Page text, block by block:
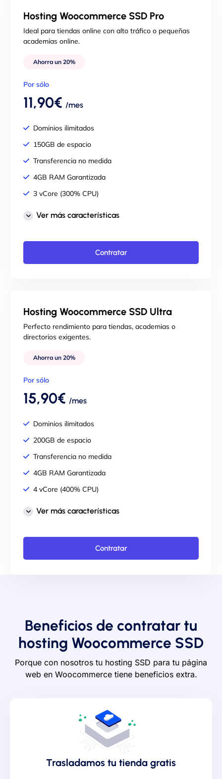
Soporte técnico 24/7
Migración gratuita de tu web
Hosting Woocommerce SSD Pro
Ideal para tiendas online con alto tráfico o pequeñas
academias online.
Ahorra un 20%
Por sólo
11,90€ /mes
Dominios ilimitados
150GB de espacio
Transferencia no medida
4GB RAM Garantizada
3 vCore (300% CPU)
Panel de control cPanel
SSL GRATIS para tu dominio
Soporte técnico 24/7
Migración gratuita de tu web
Ver más características
Contratar
Hosting Woocommerce SSD Ultra
Perfecto rendimiento para tiendas, academias o
directorios exigentes.
Ahorra un 20%
Por sólo
15,90€ /mes
Dominios ilimitados
200GB de espacio
Transferencia no medida
4GB RAM Garantizada
4 vCore (400% CPU)
Panel de control cPanel
SSL GRATIS para tu dominio
Migración gratuita de tu web
Ver más características
Contratar
Beneficios de contratar tu
hosting Woocommerce SSD
Porque con nosotros tu hosting SSD para tu página
web en Woocommerce tiene beneficios extra.
Trasladamos tu tienda gratis